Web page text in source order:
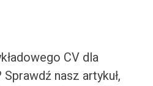
CV dla
nasz artykuł,